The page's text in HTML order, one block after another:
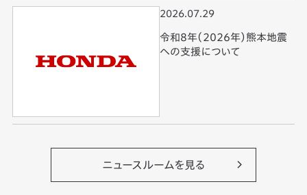
2026.07.29
令和8年（2026年）熊本地震
への支援について
ニュースルームを見る